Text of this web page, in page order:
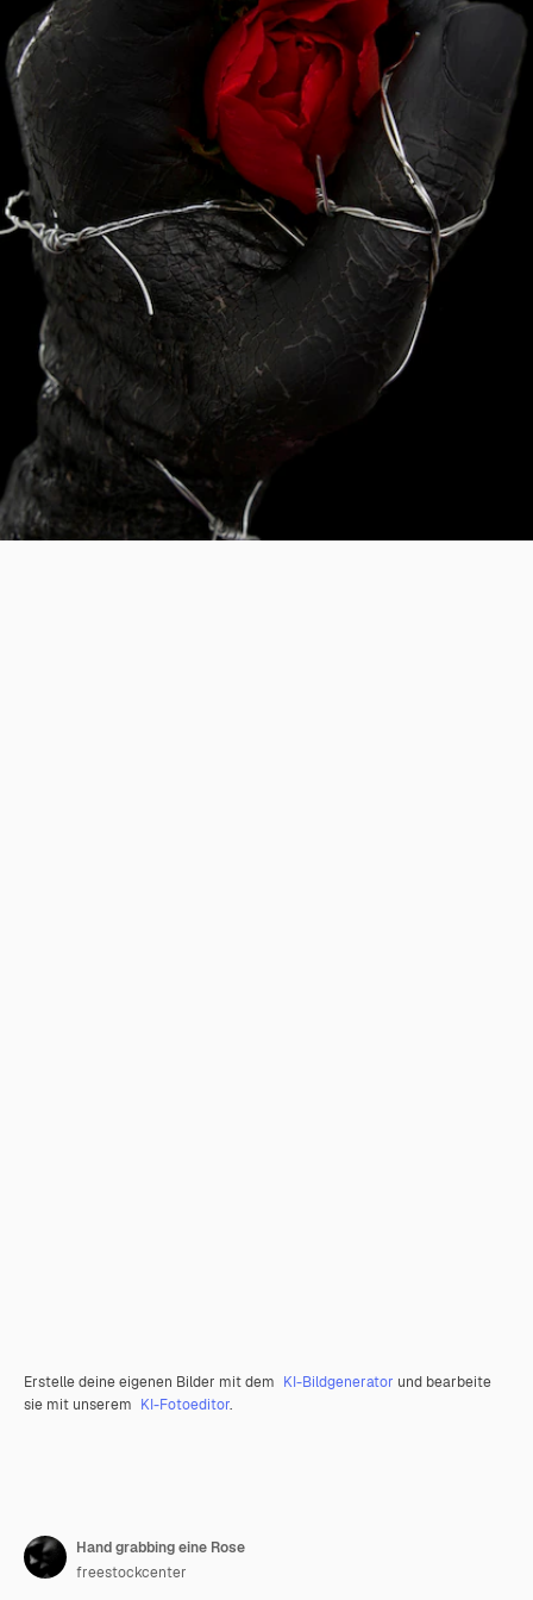
Erstelle deine eigenen Bilder mit dem KI-Bildgenerator und bearbeite
sie mit unserem KI-Fotoeditor.
Hand grabbing eine Rose
freestockcenter